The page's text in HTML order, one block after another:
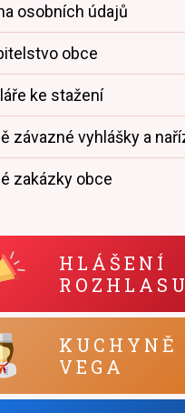
osobních údajů
obce
ke stažení
závazné vyhlášky a
zakázky obce
HLÁŠENÍ
ROZHLASU
KUCHYNĚ
VEGA